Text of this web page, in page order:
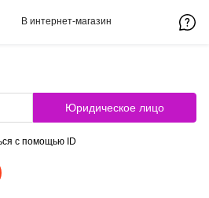
В интернет-магазин
Юридическое лицо
с помощью ID